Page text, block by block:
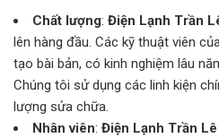
Chất lượng: Điện Lạnh Trần
lên hàng đầu. Các kỹ thuật viên
tạo bài bản, có kinh nghiệm lâu
Chúng tôi sử dụng các linh kiện
lượng sửa chữa.
Nhân viên: Điện Lạnh Trần Lê